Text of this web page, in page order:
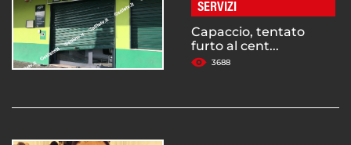
SERVIZI
Capaccio, tentato
furto al cent...
3688